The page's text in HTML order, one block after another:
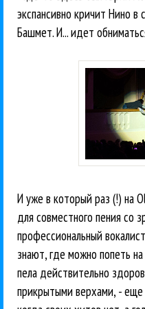
экспансивно кричит Нино
Башмет. И... идет
И уже в который раз (!) на
для совместного пения со
профессиональный
знают, где можно попеть
пела действительно
прикрытыми верхами, -